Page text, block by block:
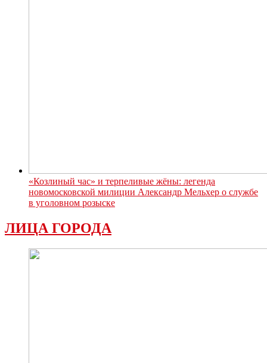
«Козлиный час» и терпеливые жёны: легенда
новомосковской милиции Александр Мельхер о службе
в уголовном розыске
ЛИЦА ГОРОДА